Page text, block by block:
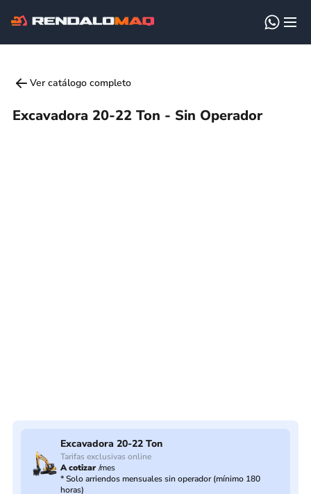
Ver catálogo completo
Excavadora 20-22 Ton - Sin Operador
Excavadora 20-22 Ton
Tarifas exclusivas online
A cotizar /mes
*Solo arriendos mensuales sin operador (mínimo 180
horas)